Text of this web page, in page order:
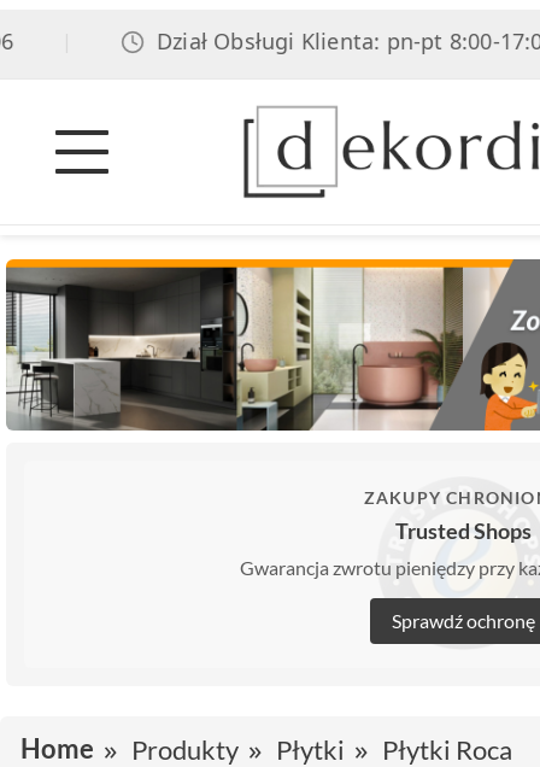
Dział Obsługi Klienta: pn-pt 8:00-17:00,
ZAKUPY
Trusted Shops
Gwarancja zwrotu pieniędzy przy
Sprawdź ochronę
Home Produkty Płytki Płytki Roca